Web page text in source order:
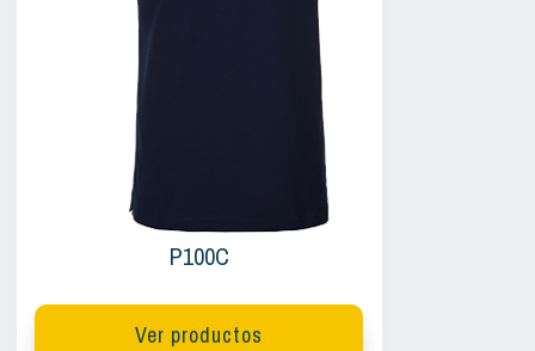
P100C
Ver productos